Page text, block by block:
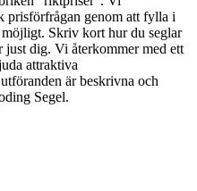
prisförfrågan genom att fylla i
Skriv kort hur du seglar
dig. Vi återkommer med ett
attraktiva
är beskrivna och
Segel.